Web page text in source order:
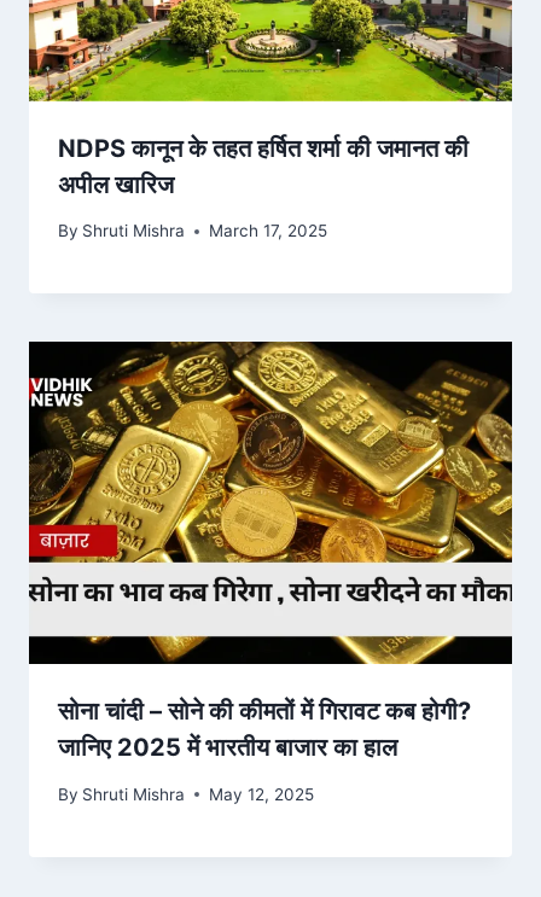
NDPS कानून के तहत हर्षित शर्मा की जमानत की
अपील खारिज
By Shruti Mishra March 17, 2025
सोना चांदी – सोने की कीमतों में गिरावट कब होगी?
जानिए 2025 में भारतीय बाजार का हाल
By Shruti Mishra May 12, 2025